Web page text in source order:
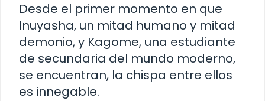
Desde el primer momento en que
Inuyasha, un mitad humano y mitad
demonio, y Kagome, una estudiante
de secundaria del mundo moderno,
se encuentran, la chispa entre ellos
es innegable.